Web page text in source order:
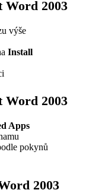
Word 2003
výše
Install
Word 2003
Apps
pokynů
2003